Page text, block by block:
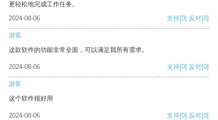
更轻松地完成工作任务。
2024-08-06
支持[0] 反对[0]
游客
这款软件的功能非常全面，可以满足我所有需求。
2024-08-06 支持[0] 反对[0]
游客
这个软件很好用
2024-08-06 支持[0] 反对[0]